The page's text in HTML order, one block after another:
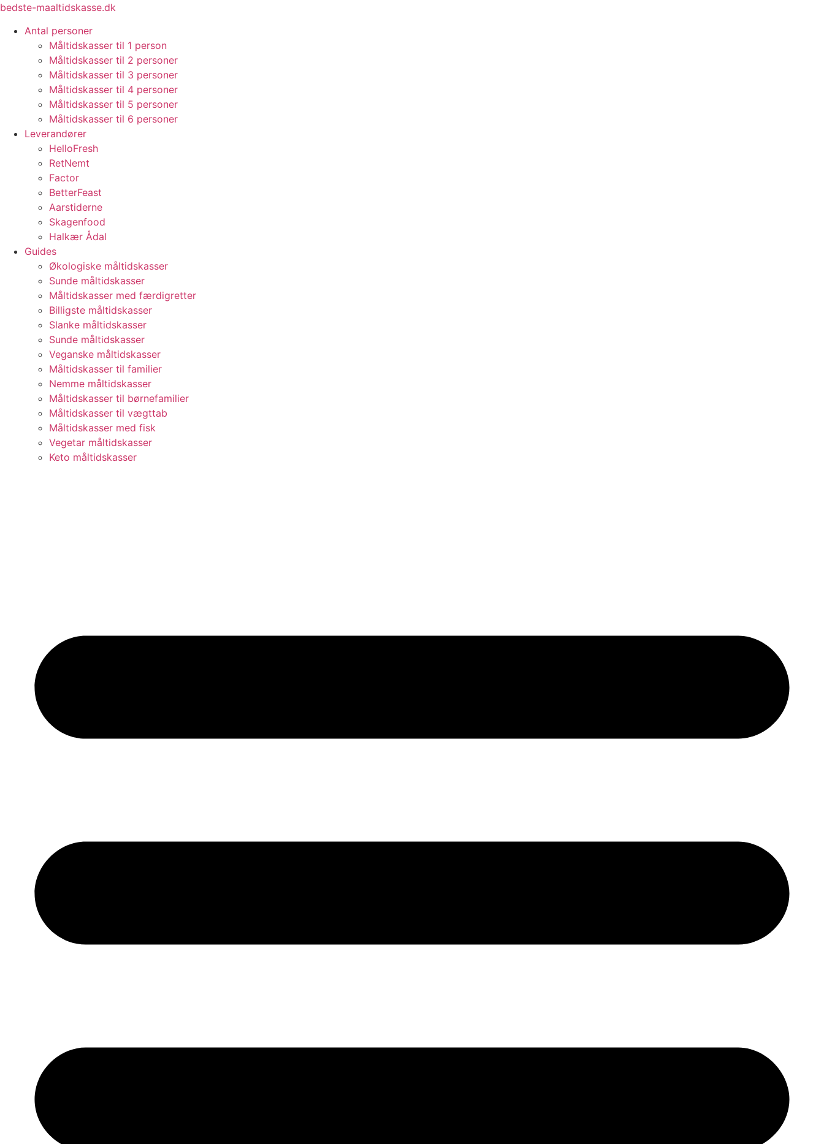
Videre
indhold
bedste-maaltidskasse.dk
Antal personer
Måltidskasser til 1 person
Måltidskasser til 2 personer
Måltidskasser til 3 personer
Måltidskasser til 4 personer
Måltidskasser til 5 personer
Måltidskasser til 6 personer
Leverandører
HelloFresh
RetNemt
Factor
BetterFeast
Aarstiderne
Skagenfood
Halkær Ådal
Guides
Økologiske måltidskasser
Sunde måltidskasser
Måltidskasser med færdigretter
Billigste måltidskasser
Slanke måltidskasser
Sunde måltidskasser
Veganske måltidskasser
Måltidskasser til familier
Nemme måltidskasser
Måltidskasser til børnefamilier
Måltidskasser til vægttab
Måltidskasser med fisk
Vegetar måltidskasser
Keto måltidskasser